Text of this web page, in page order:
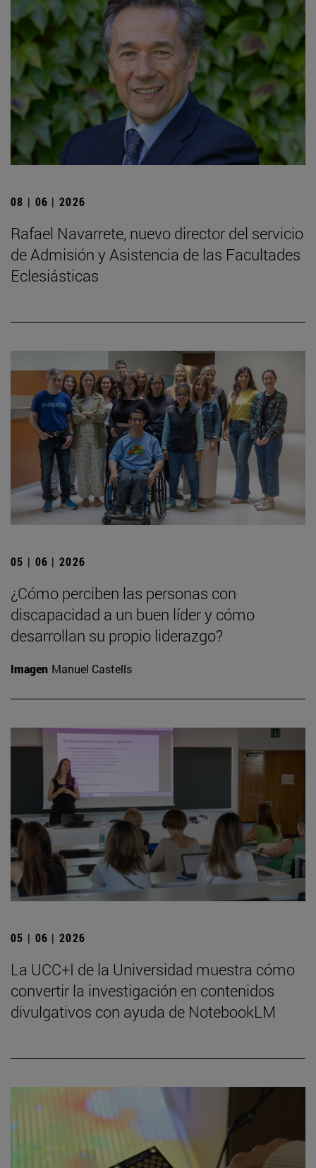
08 | 06 | 2026
Rafael Navarrete, nuevo director del servicio
de Admisión y Asistencia de las Facultades
Eclesiásticas
05 | 06 | 2026
¿Cómo perciben las personas con
discapacidad a un buen líder y cómo
desarrollan su propio liderazgo?
Imagen Manuel Castells
05 | 06 | 2026
La UCC+I de la Universidad muestra cómo
convertir la investigación en contenidos
divulgativos con ayuda de NotebookLM